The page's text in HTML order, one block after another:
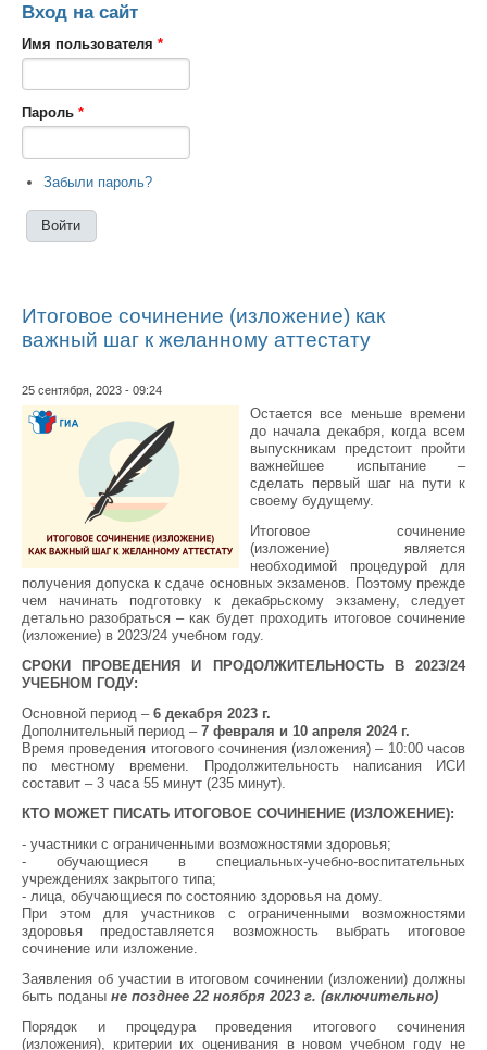
Вход на сайт
Имя пользователя *
Пароль *
Забыли пароль?
Итоговое сочинение (изложение) как
важный шаг к желанному аттестату
25 сентября, 2023 - 09:24
Остается все меньше времени
до начала декабря, когда всем
выпускникам предстоит пройти
важнейшее испытание –
сделать первый шаг на пути к
своему будущему.
Итоговое сочинение
(изложение) является
необходимой процедурой для
получения допуска к сдаче основных экзаменов. Поэтому прежде
чем начинать подготовку к декабрьскому экзамену, следует
детально разобраться – как будет проходить итоговое сочинение
(изложение) в 2023/24 учебном году.
СРОКИ ПРОВЕДЕНИЯ И ПРОДОЛЖИТЕЛЬНОСТЬ В 2023/24
УЧЕБНОМ ГОДУ:
Основной период – 6 декабря 2023 г.
Дополнительный период – 7 февраля и 10 апреля 2024 г.
Время проведения итогового сочинения (изложения) – 10:00 часов
по местному времени. Продолжительность написания ИСИ
составит – 3 часа 55 минут (235 минут).
КТО МОЖЕТ ПИСАТЬ ИТОГОВОЕ СОЧИНЕНИЕ (ИЗЛОЖЕНИЕ):
- участники с ограниченными возможностями здоровья;
- обучающиеся в специальных-учебно-воспитательных
учреждениях закрытого типа;
- лица, обучающиеся по состоянию здоровья на дому.
При этом для участников с ограниченными возможностями
здоровья предоставляется возможность выбрать итоговое
сочинение или изложение.
Заявления об участии в итоговом сочинении (изложении) должны
быть поданы не позднее 22 ноября 2023 г. (включительно)
Порядок и процедура проведения итогового сочинения
(изложения), критерии их оценивания в новом учебном году не